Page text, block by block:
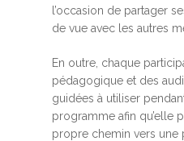
l’occasion de partager
de vue avec les autres
En outre, chaque
pédagogique et des
guidées à utiliser
programme afin qu’elle
propre chemin vers